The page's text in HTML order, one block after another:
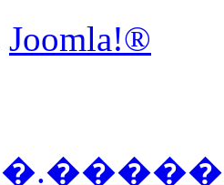
Joomla!®